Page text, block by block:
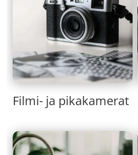
Filmi- ja pikakamerat